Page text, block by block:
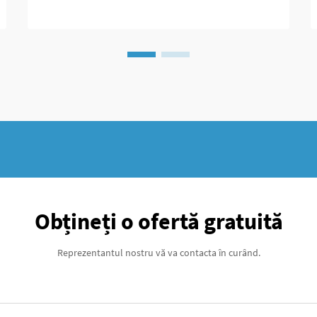
timpul reimplantării pe termen lung...
Obțineți o ofertă gratuită
Reprezentantul nostru vă va contacta în curând.